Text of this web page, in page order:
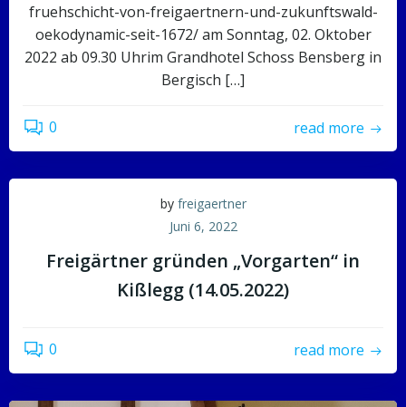
fruehschicht-von-freigaertnern-und-zukunftswald-
oekodynamic-seit-1672/ am Sonntag, 02. Oktober
2022 ab 09.30 Uhrim Grandhotel Schoss Bensberg in
Bergisch […]
0 read more
by freigaertner
Juni 6, 2022
Freigärtner gründen „Vorgarten“ in
Kißlegg (14.05.2022)
0 read more